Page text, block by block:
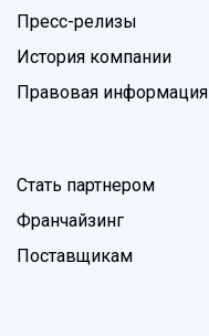
Пресс-релизы
История компании
Правовая информация
Стать партнером
Франчайзинг
Поставщикам